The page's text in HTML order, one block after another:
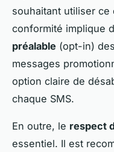
souhaitant utiliser ce
conformité implique
préalable (opt-in)
messages
option claire de
chaque SMS.
En outre, le respect
essentiel. Il est